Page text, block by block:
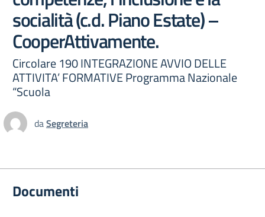
socialità (c.d. Piano Estate) –
CooperAttivamente.
Circolare 190 INTEGRAZIONE AVVIO DELLE
ATTIVITA’ FORMATIVE Programma Nazionale
“Scuola
daSegreteria
Documenti